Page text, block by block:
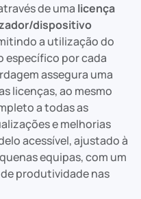
de uma licença
dispositivo
a utilização do
específico por cada
assegura uma
licenças, ao mesmo
a todas as
e melhorias
acessível, ajustado à
equipas, com um
produtividade nas